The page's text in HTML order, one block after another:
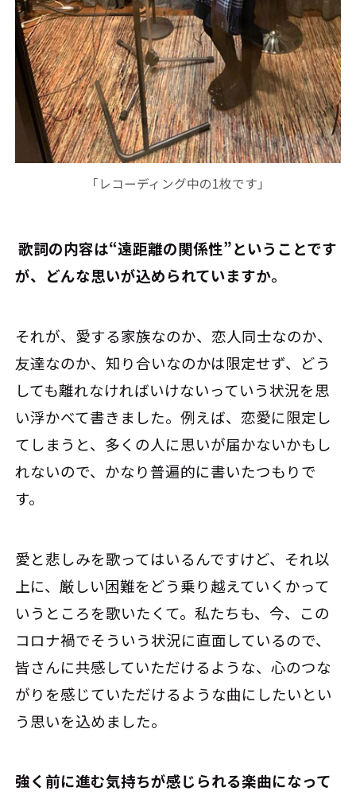
「レコーディング中の1枚です」
―― 歌詞の内容は“遠距離の関係性”ということです
が、どんな思いが込められていますか。
それが、愛する家族なのか、恋人同士なのか、
友達なのか、知り合いなのかは限定せず、どう
しても離れなければいけないっていう状況を思
い浮かべて書きました。例えば、恋愛に限定し
てしまうと、多くの人に思いが届かないかもし
れないので、かなり普遍的に書いたつもりで
す。
愛と悲しみを歌ってはいるんですけど、それ以
上に、厳しい困難をどう乗り越えていくかって
いうところを歌いたくて。私たちも、今、この
コロナ禍でそういう状況に直面しているので、
皆さんに共感していただけるような、心のつな
がりを感じていただけるような曲にしたいとい
う思いを込めました。
――強く前に進む気持ちが感じられる楽曲になって